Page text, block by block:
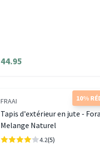
44.95
10%
FRAAI
Tapis d'extérieur en jute - Fora
Melange Naturel
4.2(5)